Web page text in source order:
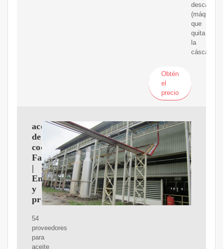
(máquina
que
quita
la
cáscara
Obtén
el
precio
aceite
de
coco
Fabricante/Productor
|
Empresas
y
proveedores
54
proveedores
para
aceite